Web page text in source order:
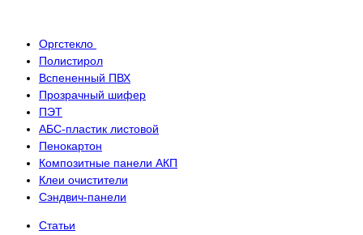
Оргстекло
Полистирол
Вспененный ПВХ
Прозрачный шифер
ПЭТ
АБС-пластик листовой
Пенокартон
Композитные панели АКП
Клеи очистители
Сэндвич-панели
Статьи